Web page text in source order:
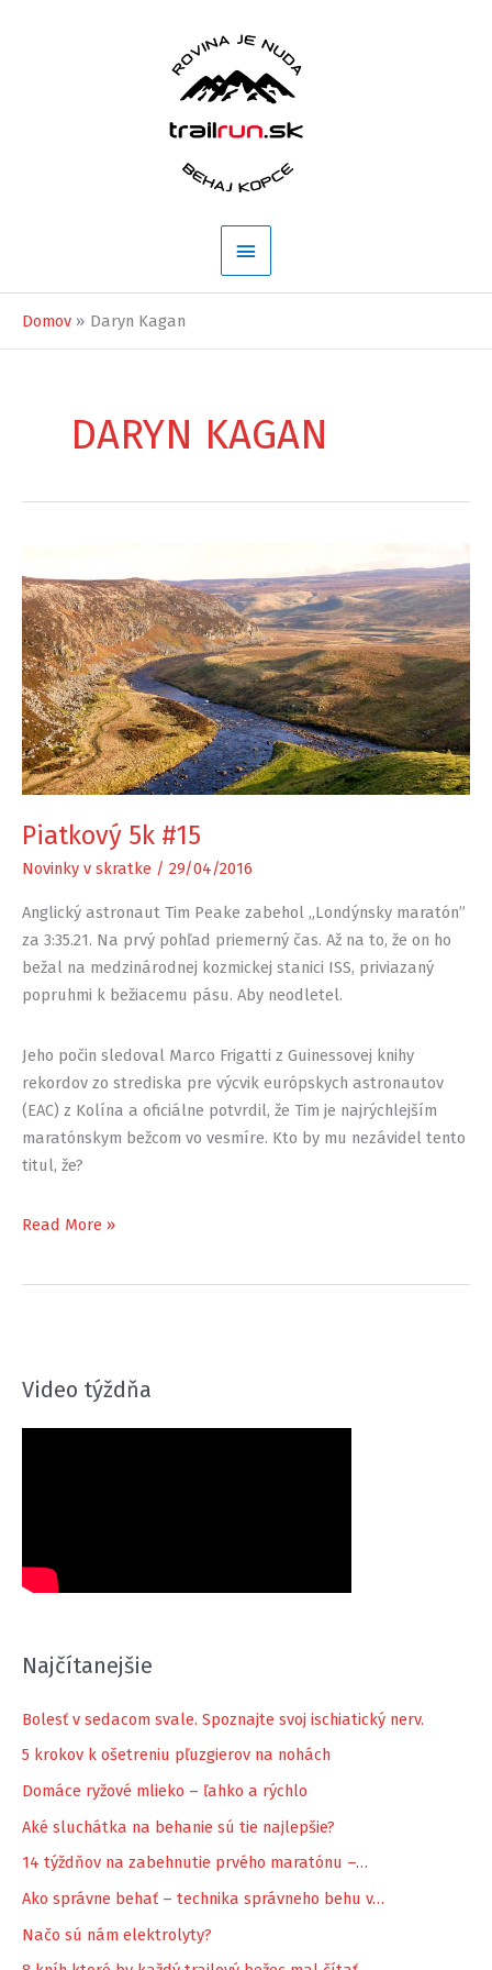
Hlavné
Menu
Domov Daryn Kagan
DARYN KAGAN
Piatkový 5k #15
Novinky v skratke / 29/04/2016
Anglický astronaut Tim Peake zabehol „Londýnsky maratón”
za 3:35.21. Na prvý pohľad priemerný čas. Až na to, že on ho
bežal na medzinárodnej kozmickej stanici ISS, priviazaný
popruhmi k bežiacemu pásu. Aby neodletel.
Jeho počin sledoval Marco Frigatti z Guinessovej knihy
rekordov zo strediska pre výcvik európskych astronautov
(EAC) z Kolína a oficiálne potvrdil, že Tim je najrýchlejším
maratónskym bežcom vo vesmíre. Kto by mu nezávidel tento
titul, že?
Piatkový
Read More »
Video týždňa
Najčítanejšie
Bolesť v sedacom svale. Spoznajte svoj ischiatický nerv.
5 krokov k ošetreniu pľuzgierov na nohách
Domáce ryžové mlieko – ľahko a rýchlo
Aké sluchátka na behanie sú tie najlepšie?
14 týždňov na zabehnutie prvého maratónu –…
Ako správne behať – technika správneho behu v…
Načo sú nám elektrolyty?